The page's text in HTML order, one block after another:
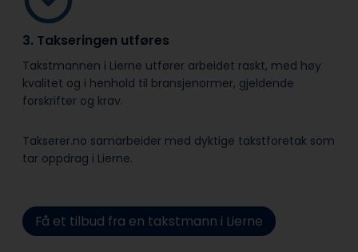
3. Takseringen utføres
Takstmannen i Lierne utfører arbeidet raskt, med høy
kvalitet og i henhold til bransje­normer, gjeldende
forskrifter og krav.
Takserer.no samarbeider med dyktige takstforetak som
tar oppdrag i Lierne.
Få et tilbud fra en takstmann i Lierne